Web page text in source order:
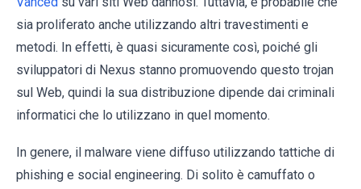
sia proliferato anche utilizzando altri travestimenti e
metodi. In effetti, è quasi sicuramente così, poiché gli
sviluppatori di Nexus stanno promuovendo questo trojan
sul Web, quindi la sua distribuzione dipende dai criminali
informatici che lo utilizzano in quel momento.
In genere, il malware viene diffuso utilizzando tattiche di
phishing e social engineering. Di solito è camuffato o